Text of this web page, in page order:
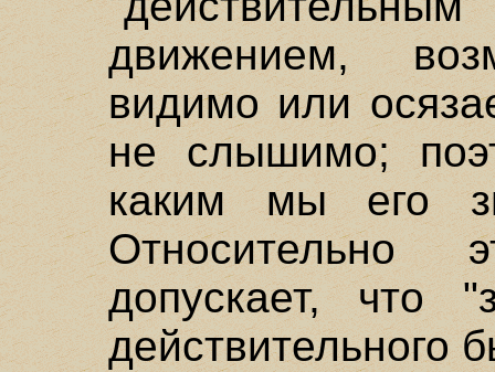
движением,
видимо или
не слышимо;
каким мы его
Относительно
допускает, что
действительного